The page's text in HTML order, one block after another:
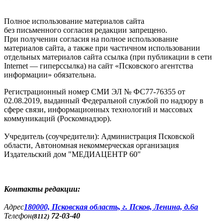
Полное использование материалов сайта
без письменного согласия редакции запрещено.
При получении согласия на полное использование
материалов сайта, а также при частичном использовании
отдельных материалов сайта ссылка (при публикации в сети
Internet — гиперссылка) на сайт «Псковского агентства
информации» обязательна.
Регистрационный номер СМИ ЭЛ № ФС77-76355 от
02.08.2019, выданный Федеральной службой по надзору в
сфере связи, информационных технологий и массовых
коммуникаций (Роскомнадзор).
Учредитель (соучредители): Администрация Псковской
области, Автономная некоммерческая организация
Издательский дом "МЕДИАЦЕНТР 60"
Контакты редакции:
Адреc180000, Псковская область, г. Псков, Ленина, д.6а
Телефон(8112) 72-03-40